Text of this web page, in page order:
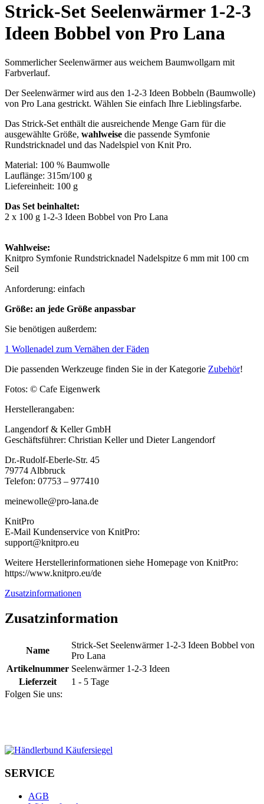
Strick-Set Seelenwärmer 1-2-3
Ideen Bobbel von Pro Lana
Sommerlicher Seelenwärmer aus weichem Baumwollgarn mit
Farbverlauf.
Der Seelenwärmer wird aus den 1-2-3 Ideen Bobbeln (Baumwolle)
von Pro Lana gestrickt. Wählen Sie einfach Ihre Lieblingsfarbe.
Das Strick-Set enthält die ausreichende Menge Garn für die
ausgewählte Größe, wahlweise die passende Symfonie
Rundstricknadel und das Nadelspiel von Knit Pro.
Material: 100 % Baumwolle
Lauflänge: 315m/100 g
Liefereinheit: 100 g
Das Set beinhaltet:
2 x 100 g 1-2-3 Ideen Bobbel von Pro Lana
Wahlweise:
Knitpro Symfonie Rundstricknadel Nadelspitze 6 mm mit 100 cm
Seil
Anforderung: einfach
Größe: an jede Größe anpassbar
Sie benötigen außerdem:
1 Wollenadel zum Vernähen der Fäden
Die passenden Werkzeuge finden Sie in der Kategorie Zubehör!
Fotos: © Cafe Eigenwerk
Herstellerangaben:
Langendorf & Keller GmbH
Geschäftsführer: Christian Keller und Dieter Langendorf
Dr.-Rudolf-Eberle-Str. 45
79774 Albbruck
Telefon: 07753 – 977410
meinewolle@pro-lana.de
KnitPro
E-Mail Kundenservice von KnitPro:
support@knitpro.eu
Weitere Herstellerinformationen siehe Homepage von KnitPro:
https://www.knitpro.eu/de
Zusatzinformationen
Zusatzinformation
Name
Strick-Set Seelenwärmer 1-2-3 Ideen Bobbel von
Pro Lana
Artikelnummer Seelenwärmer 1-2-3 Ideen
Lieferzeit
1 - 5 Tage
Folgen Sie uns:
SERVICE
AGB